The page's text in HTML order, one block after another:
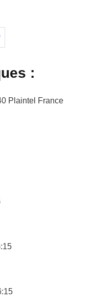
fenêtrefenêtre
In - nouvelle
par email - nouvelle
:
Plaintel France